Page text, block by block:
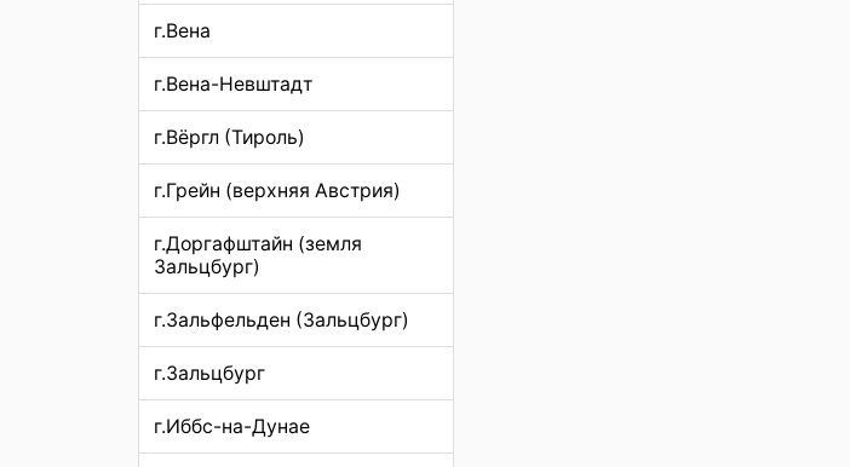
г.Вена
г.Вена-Невштадт
г.Вёргл (Тироль)
г.Грейн (верхняя Австрия)
г.Доргафштайн (земля
Зальцбург)
г.Зальфельден (Зальцбург)
г.Зальцбург
г.Иббс-на-Дунае